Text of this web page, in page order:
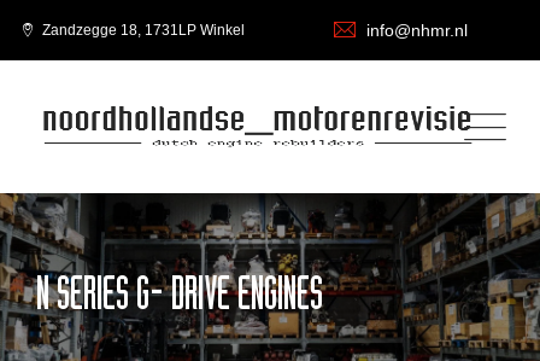
Zandzegge 18, 1731LP Winkel info@nhmr.nl
N SERIES G- DRIVE ENGINES